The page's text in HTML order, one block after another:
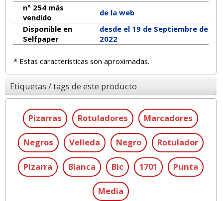
n° 254 más
vendido
de la web
Disponible en
Selfpaper
desde el 19 de Septiembre de
2022
* Estas características son aproximadas.
Etiquetas / tags de este producto
Pizarras Rotuladores Marcadores
Negros Velleda Negro Rotulador
Pizarra Blanca Bic 1701 Punta
Media